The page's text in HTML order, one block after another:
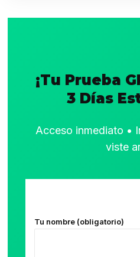
¡Tu Prueba
3 Días
Acceso inmediato •
viste
Tu nombre (obligatorio)